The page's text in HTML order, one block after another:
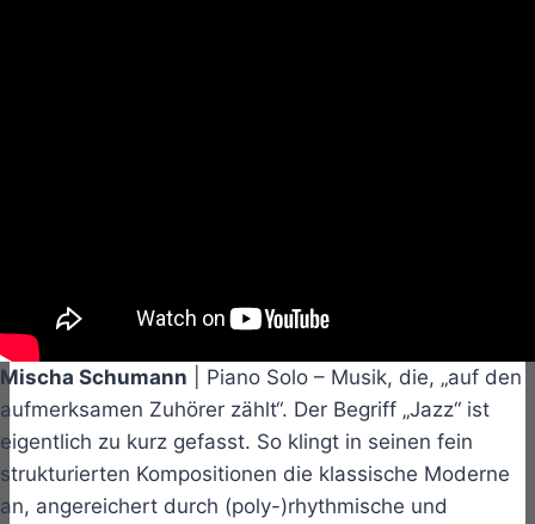
Mischa Schumann | Piano Solo – Musik, die, „auf den
aufmerksamen Zuhörer zählt“. Der Begriff „Jazz“ ist
eigentlich zu kurz gefasst. So klingt in seinen fein
strukturierten Kompositionen die klassische Moderne
an, angereichert durch (poly-)rhythmische und